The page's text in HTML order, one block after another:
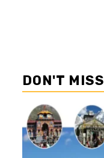
DON'T MISS